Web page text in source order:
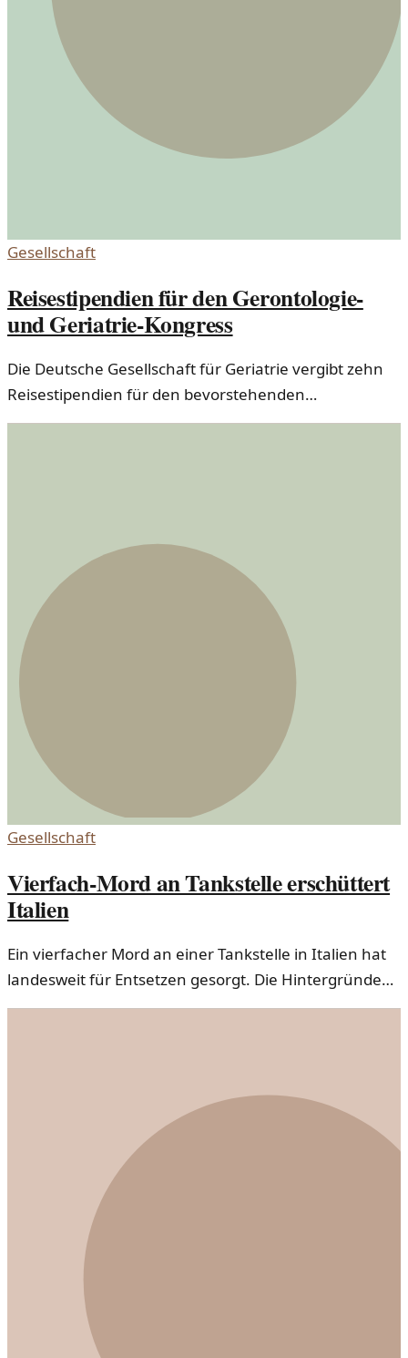
Gesellschaft
Reisestipendien für den Gerontologie-
und Geriatrie-Kongress
Die Deutsche Gesellschaft für Geriatrie vergibt zehn
Reisestipendien für den bevorstehenden
Gerontologie- und Geriatrie-Kongress. Das
Gesellschaft
Vierfach-Mord an Tankstelle erschüttert
Italien
Ein vierfacher Mord an einer Tankstelle in Italien hat
landesweit für Entsetzen gesorgt. Die Hintergründe
zu dieser Tragödie werden derzeit von den Behörden